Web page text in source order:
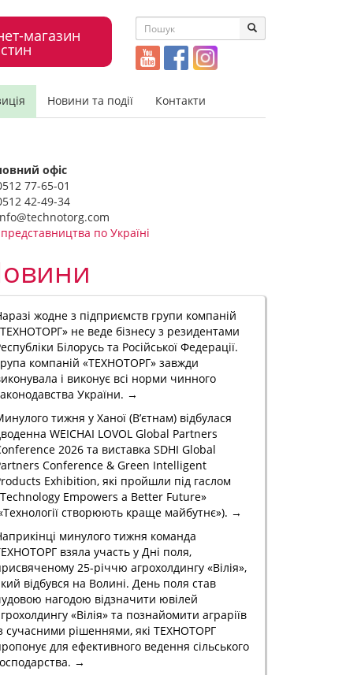
магазин
Новини та події Контакти
офіс
77-65-01
42-49-34
представництва по Україні
жодне з підприємств групи компаній
не веде бізнесу з резидентами
Білорусь та Російської Федерації.
компаній «ТЕХНОТОРГ» завжди
і виконує всі норми чинного
України. →
тижня у Ханої (В’єтнам) відбулася
WEICHAI LOVOL Global Partners
2026 та виставка SDHI Global
Conference & Green Intelligent
Exhibition, які пройшли під гаслом
Empowers a Better Future»
створюють краще майбутнє»). →
минулого тижня команда
взяла участь у Дні поля,
25-річчю агрохолдингу «Вілія»,
відбувся на Волині. День поля став
нагодою відзначити ювілей
«Вілія» та познайомити аграріїв
сучасними рішеннями, які ТЕХНОТОРГ
для ефективного ведення сільського
→